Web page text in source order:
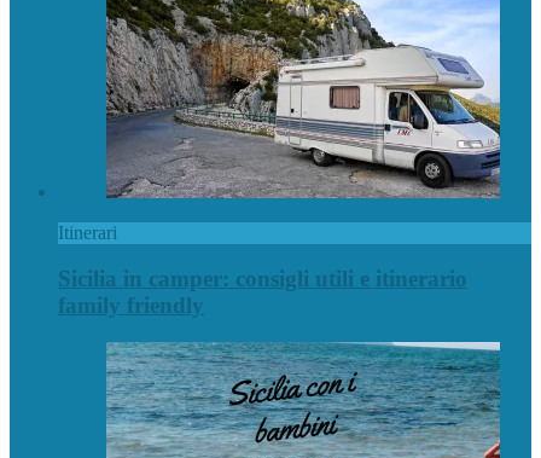
Itinerari
Sicilia in camper: consigli utili e itinerario
family friendly